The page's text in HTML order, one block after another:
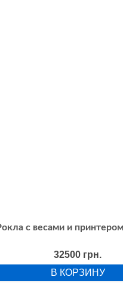
с весами и
32500 грн.
В КОРЗИНУ